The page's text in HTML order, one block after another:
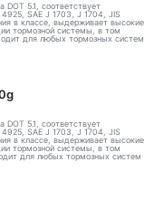
DOT 5.1, соответствует
4925, SAE J 1703, J 1704, JIS
в классе, выдерживает высокие
тормозной системы, в том
для любых тормозных систем
DOT 5.1, соответствует
4925, SAE J 1703, J 1704, JIS
в классе, выдерживает высокие
тормозной системы, в том
для любых тормозных систем